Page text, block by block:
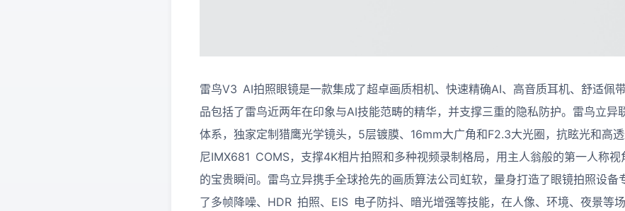
雷鸟V3 AI拍照眼镜是一款集成了超卓画质相机、快速精确AI、高音质耳机、舒适佩
品包括了雷鸟近两年在印象与AI技能范畴的精华，并支撑三重的隐私防护。雷鸟立异
体系，独家定制猎鹰光学镜头，5层镀膜、16mm大广角和F2.3大光圈，抗眩光和高
尼IMX681 COMS，支撑4K相片拍照和多种视频录制格局，用主人翁般的第一人称视
的宝贵瞬间。雷鸟立异携手全球抢先的画质算法公司虹软，量身打造了眼镜拍照设备
了多帧降噪、HDR 拍照、EIS 电子防抖、暗光增强等技能，在人像、环境、夜景等场